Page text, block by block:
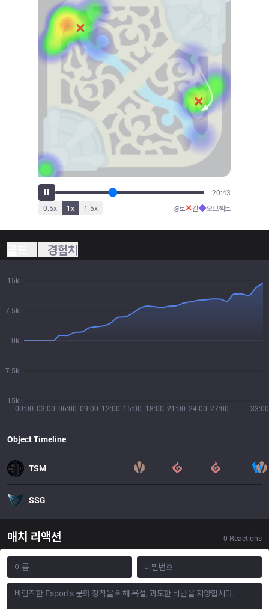
22:49
0.5x 1x 1.5x 경로✕킬◆오브젝트
경험치
00:00 03:00 06:00 09:00 12:00 15:00 18:00 21:00 24:00 27:00 33:00
15k
7.5k
0k
7.5k
15k
Object Timeline
TSM
SSG
매치 리액션 0 Reactions